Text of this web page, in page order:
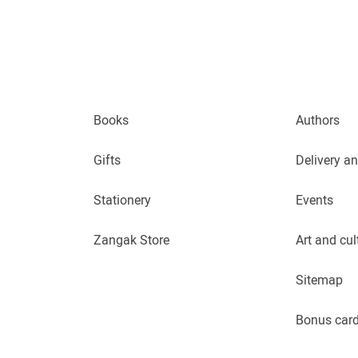
Books
Gifts
Stationery
Zangak Store
Authors
Delivery
Events
Art and
Sitemap
Bonus card